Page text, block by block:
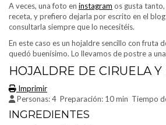
A veces, una foto en instagram os gusta tanto,
receta, y prefiero dejarla por escrito en el
consultarla siempre que lo necesitéis.
En este caso es un hojaldre sencillo con fruta
quedó buenísimo. Lo llevamos de postre a
HOJALDRE DE CIRUELA
Imprimir
Personas:4 Preparación: 10 min Tiempo
INGREDIENTES